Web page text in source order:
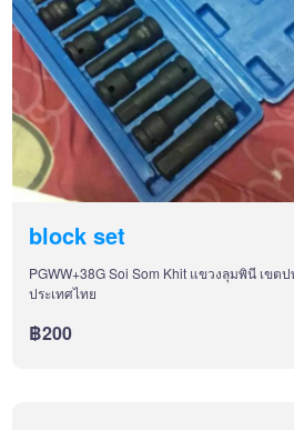
block set
PGWW+38G Soi Som Khit แขวงลุมพินี เขต
ประเทศไทย
฿200